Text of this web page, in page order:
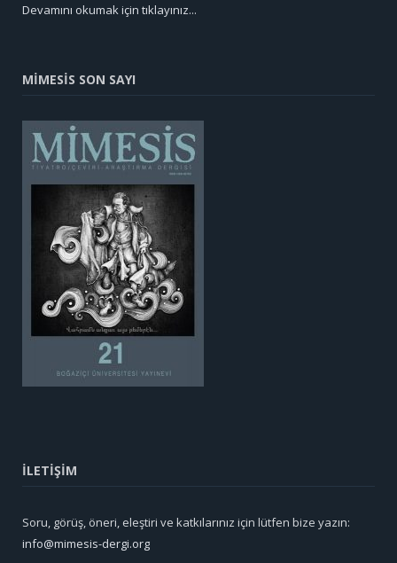
Devamını okumak için tıklayınız...
MİMESİS SON SAYI
İLETİŞİM
Soru, görüş, öneri, eleştiri ve katkılarınız için lütfen bize yazın:
info@mimesis-dergi.org